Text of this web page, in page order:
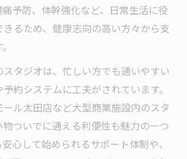
予防、体幹強化など、日常生活に役
るため、健康志向の高い方々から支
スタジオは、忙しい方でも通いやすい
約システムに工夫がされています。
ル太田店など大型商業施設内のスタ
ついでに通える利便性も魅力の一つ
心して始められるサポート体制や、